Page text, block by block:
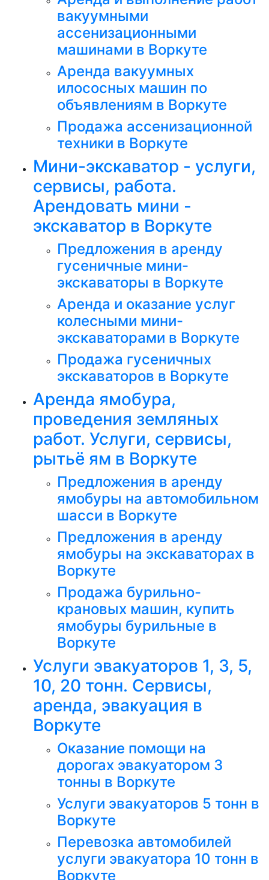
вакуумными
ассенизационными
машинами в Воркуте
Аренда вакуумных
илососных машин по
объявлениям в Воркуте
Продажа ассенизационной
техники в Воркуте
Мини-экскаватор - услуги,
сервисы, работа.
Арендовать мини -
экскаватор в Воркуте
Предложения в аренду
гусеничные мини-
экскаваторы в Воркуте
Аренда и оказание услуг
колесными мини-
экскаваторами в Воркуте
Продажа гусеничных
экскаваторов в Воркуте
Аренда ямобура,
проведения земляных
работ. Услуги, сервисы,
рытьё ям в Воркуте
Предложения в аренду
ямобуры на автомобильном
шасси в Воркуте
Предложения в аренду
ямобуры на экскаваторах в
Воркуте
Продажа бурильно-
крановых машин, купить
ямобуры бурильные в
Воркуте
Услуги эвакуаторов 1, 3, 5,
10, 20 тонн. Сервисы,
аренда, эвакуация в
Воркуте
Оказание помощи на
дорогах эвакуатором 3
тонны в Воркуте
Услуги эвакуаторов 5 тонн в
Воркуте
Перевозка автомобилей
услуги эвакуатора 10 тонн в
Воркуте